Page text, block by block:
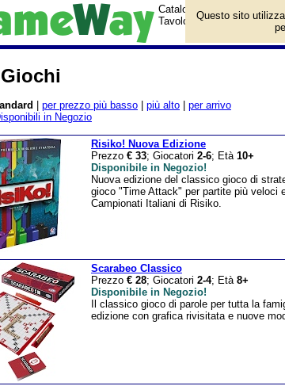
Catalogo prodotti Editrice
Tavolo in vendita.
per prezzo più basso più alto
per arrivo
in Negozio
Risiko! Nuova Edizione
Prezzo € 33; Giocatori 2-6; Età 10+
Disponibile in Negozio!
Nuova edizione del classico gioco di
gioco "Time Attack" per partite più veloci
Campionati Italiani di Risiko.
Scarabeo Classico
Prezzo € 28; Giocatori 2-4; Età 8+
Disponibile in Negozio!
Il classico gioco di parole per tutta la
edizione con grafica rivisitata e nuove
Questo sito